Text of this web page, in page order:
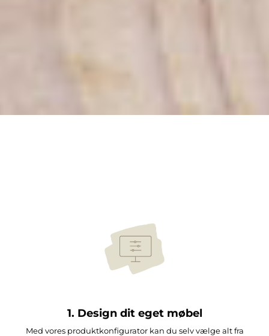
1. Design dit eget møbel
Med vores produktkonfigurator kan du selv vælge alt fra